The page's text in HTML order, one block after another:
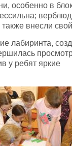
особенно в
внесли
лабиринта,
у ребят яркие